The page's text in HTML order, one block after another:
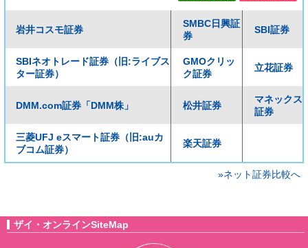
岩井コスモ証券
SMBC日興証
券
SBI証券
SBIネオトレード証券（旧:ライブス
ター証券）
GMOクリッ
ク証券
立花証券
DMM.com証券「DMM株」 松井証券
マネックス
証券
三菱UFJ eスマート証券（旧:auカ
ブコム証券）
楽天証券
»ネット証券比較へ
ザイ・オンラインSiteMap